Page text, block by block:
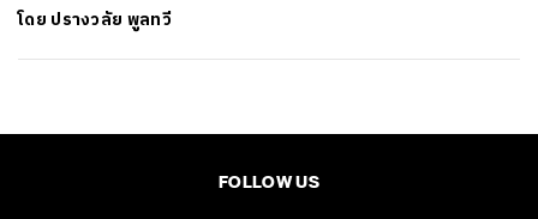
โดย ปรางวลัย พูลทวี
FOLLOW US